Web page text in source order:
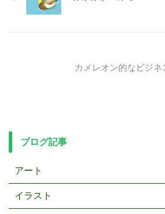
カメレオン的なビジネ
ブログ記事
アート
イラスト